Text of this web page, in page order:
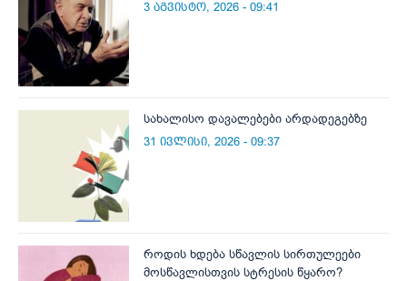
3 აგვისტო, 2026 - 09:41
სახალისო დავალებები არდადეგებზე
31 ივლისი, 2026 - 09:37
როდის ხდება სწავლის სირთულეები
მოსწავლისთვის სტრესის წყარო?